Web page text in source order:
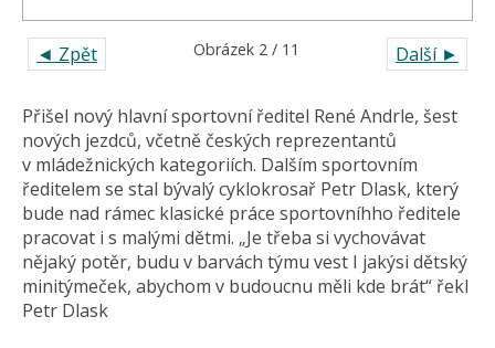
◄ Zpět Další ►
Obrázek 2 / 11
Přišel nový hlavní sportovní ředitel René Andrle, šest
nových jezdců, včetně českých reprezentantů
v mládežnických kategoriích. Dalším sportovním
ředitelem se stal bývalý cyklokrosař Petr Dlask, který
bude nad rámec klasické práce sportovníhho ředitele
pracovat i s malými dětmi. „Je třeba si vychovávat
nějaký potěr, budu v barvách týmu vest I jakýsi dětský
minitýmeček, abychom v budoucnu měli kde brát“ řekl
Petr Dlask